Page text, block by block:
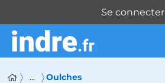
Panneau de gestion des cookies
Se connecter
... Oulches